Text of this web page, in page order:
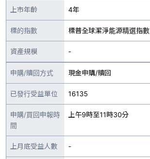
上市年齡 4年
標的指數 標普全球潔淨能源精選指數
資產規模 -
申購/贖回方式 現金申購/贖回
已發行受益單位 16135
申購/買回申報時
間
上午9時至11時30分
上月底受益人數 -